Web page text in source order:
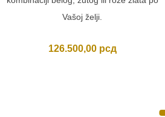
Vašoj želji.
126.500,00 рсд